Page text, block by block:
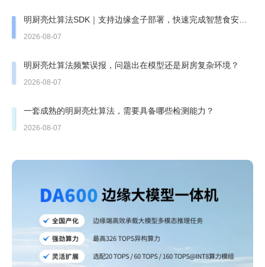
明厨亮灶算法SDK｜支持边缘盒子部署，快速完成智慧食安改
造
2026-08-07
明厨亮灶算法频繁误报，问题出在模型还是厨房复杂环境？
2026-08-07
一套成熟的明厨亮灶算法，需要具备哪些检测能力？
2026-08-07